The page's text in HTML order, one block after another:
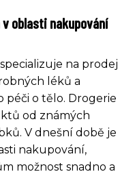
oblasti nakupování
na prodej
léků a
o tělo. Drogerie
od známých
V dnešní době je
nakupování,
možnost snadno a